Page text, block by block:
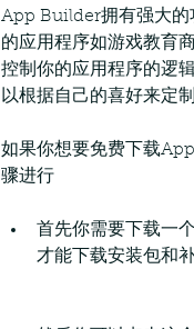
App Builder拥有强大的
的应用程序如游戏教育
控制你的应用程序的逻
以根据自己的喜好来定
如果你想要免费下载
骤进行
首先你需要下载一
才能下载安装包和